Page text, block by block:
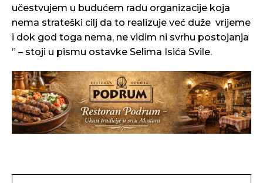
učestvujem u budućem radu organizacije koja
nema strateški cilj da to realizuje već duže vrijeme
i dok god toga nema, ne vidim ni svrhu postojanja
” – stoji u pismu ostavke Selima Isića Svile.